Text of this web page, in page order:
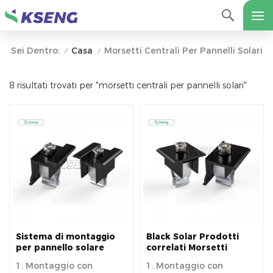
Sei Dentro: / Casa / Morsetti Centrali Per Pannelli Solari
8 risultati trovati per "morsetti centrali per pannelli solari"
Sistema di montaggio
per pannello solare
e morsetto terminale
1. Montaggio con
Black Solar Prodotti
correlati Morsetti
centrale solare
1. Montaggio con